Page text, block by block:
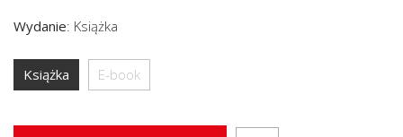
Wydanie: Książka
Książka E-book